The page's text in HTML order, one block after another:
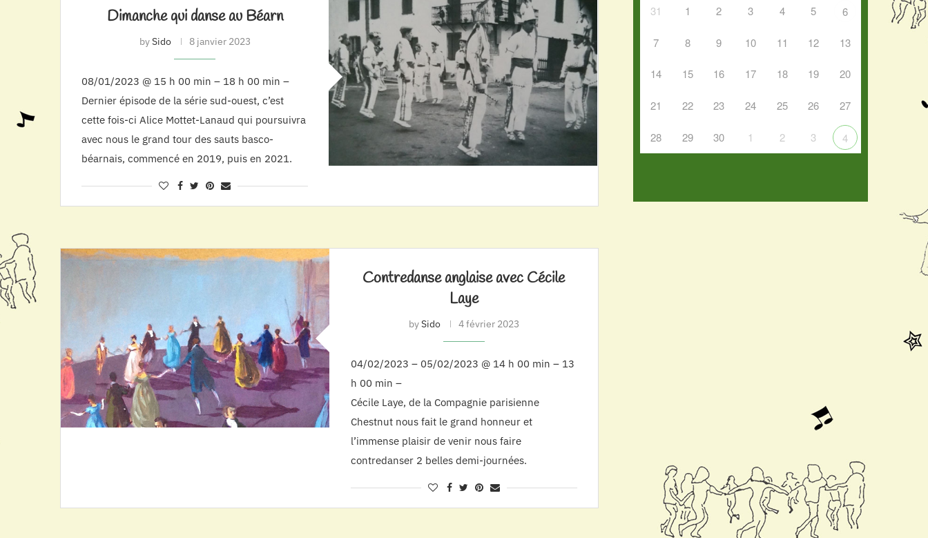
Dimanche qui danse au Béarn
bySido 8 janvier 2023
08/01/2023 @ 15 h 00 min – 18 h 00 min –
Dernier épisode de la série sud-ouest, c’est
cette fois-ci Alice Mottet-Lanaud qui poursuivra
avec nous le grand tour des sauts basco-
béarnais, commencé en 2019, puis en 2021.
Contredanse anglaise avec Cécile
Laye
bySido 4 février 2023
04/02/2023 – 05/02/2023 @ 14 h 00 min – 13
h 00 min –
Cécile Laye, de la Compagnie parisienne
Chestnut nous fait le grand honneur et
l’immense plaisir de venir nous faire
contredanser 2 belles demi-journées.
31 1 2 3 4 5 6
7 8 9 10 11 12 13
14 15 16 17 18 19 20
21 22 23 24 25 26 27
28 29 30 1 2 3 4